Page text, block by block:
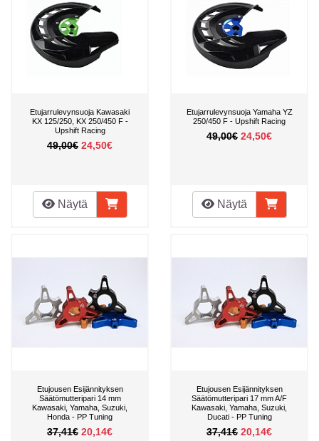
Etujarrulevynsuoja Kawasaki
KX 125/250, KX 250/450 F -
Upshift Racing
49,00€ 24,50€
Näytä
Etujarrulevynsuoja Yamaha YZ
250/450 F - Upshift Racing
49,00€ 24,50€
Näytä
Etujousen Esijännityksen
Säätömutteripari 14 mm
Kawasaki, Yamaha, Suzuki,
Honda - PP Tuning
37,41€ 20,14€
Etujousen Esijännityksen
Säätömutteripari 17 mm A/F
Kawasaki, Yamaha, Suzuki,
Ducati - PP Tuning
37,41€ 20,14€